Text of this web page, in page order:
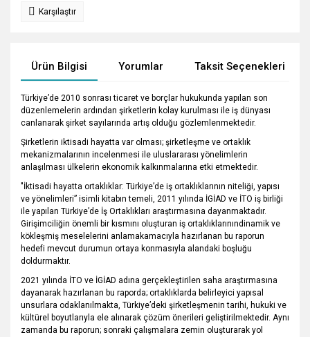
Karşılaştır
Ürün Bilgisi Yorumlar Taksit Seçenekleri
Türkiye’de 2010 sonrası ticaret ve borçlar hukukunda yapılan son
düzenlemelerin ardından şirketlerin kolay kurulması ile iş dünyası
canlanarak şirket sayılarında artış olduğu gözlemlenmektedir.
Şirketlerin iktisadi hayatta var olması; şirketleşme ve ortak­lık
mekanizmalarının incelenmesi ile uluslararası yönelimlerin
anlaşılması ülkelerin ekonomik kalkınmalarına etki etmektedir.
"İktisadi hayatta ortaklıklar: Türkiye’de iş ortaklıklarının niteliği, yapısı
ve yönelimleri” isimli kitabın temeli, 2011 yılında İGİAD ve İTO iş birliği
ile yapılan Türkiye’de İş Ortaklıkları araştırmasına dayanmaktadır.
Girişimciliğin önemli bir kısmını oluşturan iş ortaklıklarınındinamik ve
kökleşmiş meselelerini anlamakamacıyla hazırlanan bu raporun
hedefi mevcut durumun ortaya konmasıyla alandaki boşluğu
doldurmaktır.
2021 yılında İTO ve İGİAD adına gerçekleştirilen saha araştırmasına
dayanarak hazırlanan bu raporda; ortaklıklarda belirleyici yapısal
unsurlara odaklanılmakta, Türkiye’deki şir­ketleşmenin tarihi, hukuki ve
kültürel boyutlarıyla ele alınarak çözüm önerileri geliştirilmektedir. Aynı
zamanda bu raporun; sonraki çalışmalara zemin oluşturarak yol